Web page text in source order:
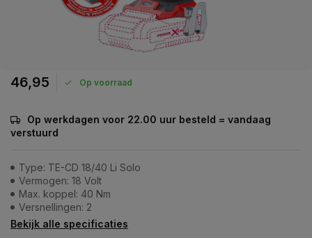
46,95 Op voorraad
Op werkdagen voor 22.00 uur besteld = vandaag
verstuurd
Type: TE-CD 18/40 Li Solo
Vermogen: 18 Volt
Max. koppel: 40 Nm
Versnellingen: 2
Bekijk alle specificaties